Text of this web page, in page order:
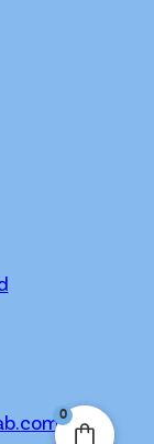
0